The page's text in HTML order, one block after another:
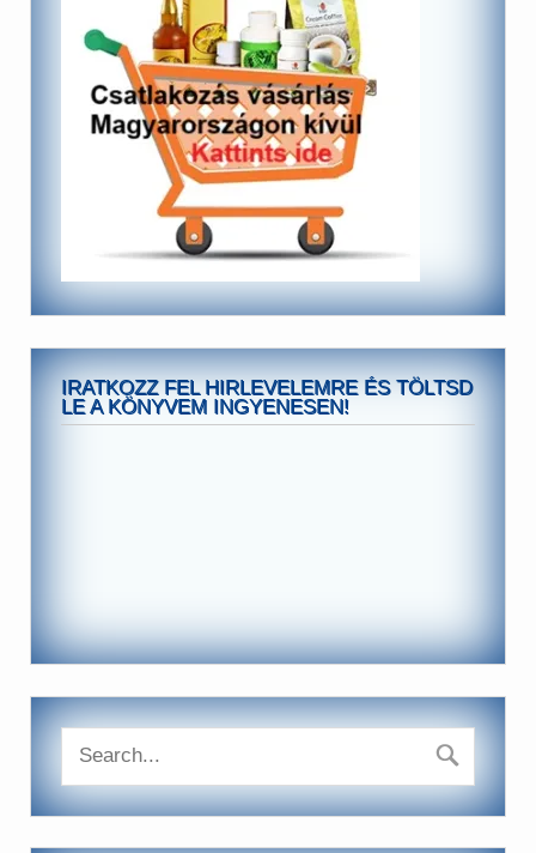
IRATKOZZ FEL HIRLEVELEMRE ÉS TÖLTSD
LE A KÖNYVEM INGYENESEN!